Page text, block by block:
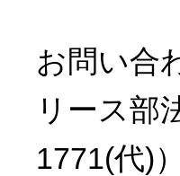
お問い合
リース部
1771(代)